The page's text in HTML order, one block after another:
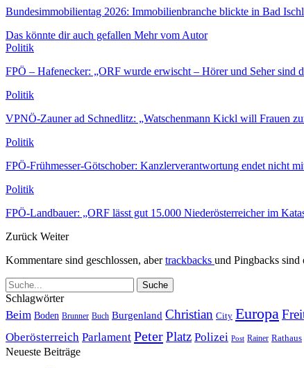
Bundesimmobilientag 2026: Immobilienbranche blickte in Bad
Das könnte dir auch gefallen Mehr vom Autor
Politik
FPÖ – Hafenecker: „ORF wurde erwischt – Hörer und Seher sind
Politik
VPNÖ-Zauner ad Schnedlitz: „Watschenmann Kickl will Frauen
Politik
FPÖ-Frühmesser-Götschober: Kanzlerverantwortung endet nicht
Politik
FPÖ-Landbauer: „ORF lässt gut 15.000 Niederösterreicher im
Zurück Weiter
Kommentare sind geschlossen, abertrackbacks und Pingbacks sind
Schlagwörter
Beim Boden Brunner Buch Burgenland Christian City Europa
Oberösterreich Parlament PeterPlatz Polizei Post Rainer Rathaus
Neueste Beiträge